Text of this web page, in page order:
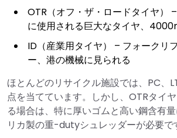
OTR（オフ・ザ・ロードタイヤ）
に使用される巨大なタイヤ、
ID（産業用タイヤ） – フォークリ
ー、港の機械に見られる
ほとんどのリサイクル施設では、PC、
点を当てています。しかし、OTRタイ
る場合は、特に厚いゴムと高い鋼含有
リカ製の重-dutyシュレッダーが必要で